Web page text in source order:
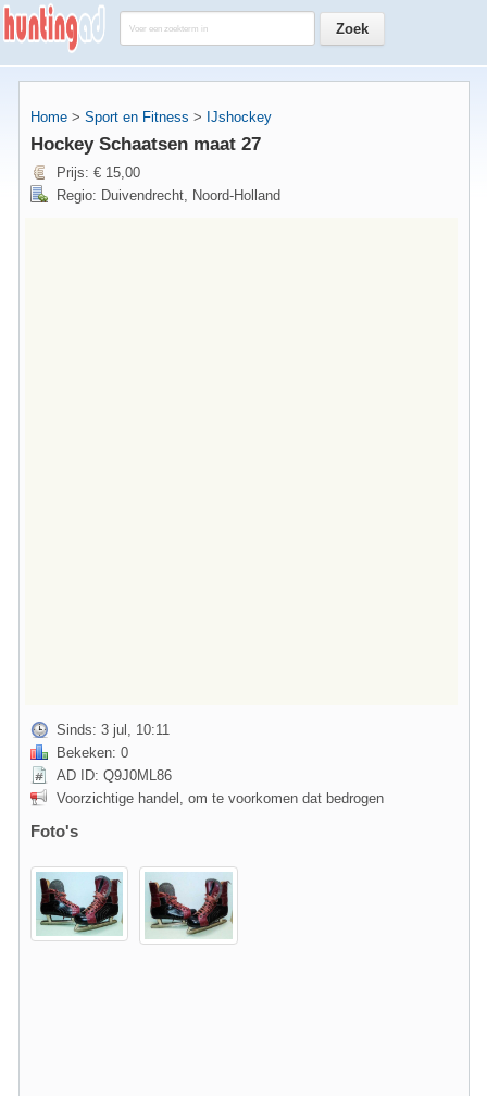
Home > Sport en Fitness > IJshockey
Hockey Schaatsen maat 27
Prijs: € 15,00
Regio: Duivendrecht, Noord-Holland
Sinds: 3 jul, 10:11
Bekeken: 0
AD ID: Q9J0ML86
Voorzichtige handel, om te voorkomen dat bedrogen
Foto's